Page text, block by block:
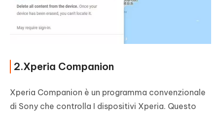
2.Xperia Companion
Xperia Companion è un programma convenzionale
di Sony che controlla I dispositivi Xperia. Questo